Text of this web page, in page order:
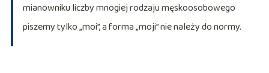
mianowniku liczby mnogiej rodzaju męskoosobowego
piszemy tylko „moi”, a forma „moji” nie należy do normy.